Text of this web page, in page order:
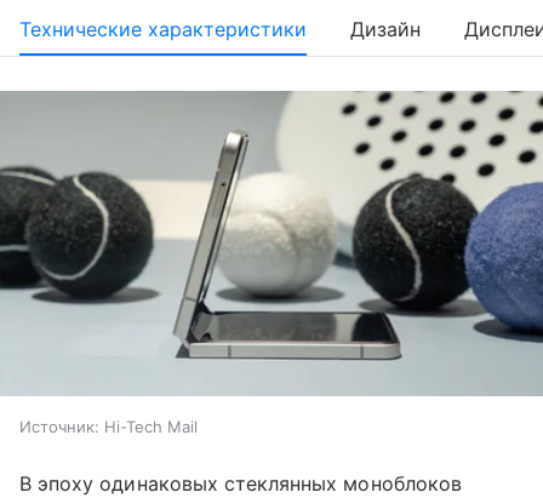
Технические характеристики Дизайн
Источник: Hi-Tech Mail
В эпоху одинаковых стеклянных моноблоков